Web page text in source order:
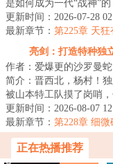
是如何成为一代“战神”
帝：杨戬，虽然你是我小
但是，你也...
更新时间：2026-07-28
最新章节： 第225章 天狂
狂有祸
亮剑：打造特种独
作者：爱爆更的沙罗曼蛇
简介：晋西北，杨村！独
被山本特工队摸了岗哨
重，全团憋屈到了极点！
&lt;br/&gt;前世顶级...
更新时间：2026-08-07
最新章节： 第228章 细
藏
正在热播推荐